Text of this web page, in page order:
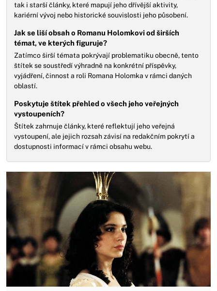
tak i starší články, které mapují jeho dřívější aktivity,
kariérní vývoj nebo historické souvislosti jeho působení.
Jak se liší obsah o Romanu Holomkovi od širších
témat, ve kterých figuruje?
Zatímco širší témata pokrývají problematiku obecně, tento
štítek se soustředí výhradně na konkrétní příspěvky,
vyjádření, činnost a roli Romana Holomka v rámci daných
oblastí.
Poskytuje štítek přehled o všech jeho veřejných
vystoupeních?
Štítek zahrnuje články, které reflektují jeho veřejná
vystoupení, ale jejich rozsah závisí na redakčním pokrytí a
dostupnosti informací v rámci obsahu webu.